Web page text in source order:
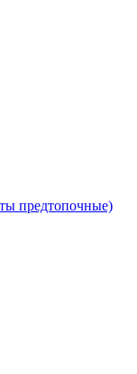
предтопочные)